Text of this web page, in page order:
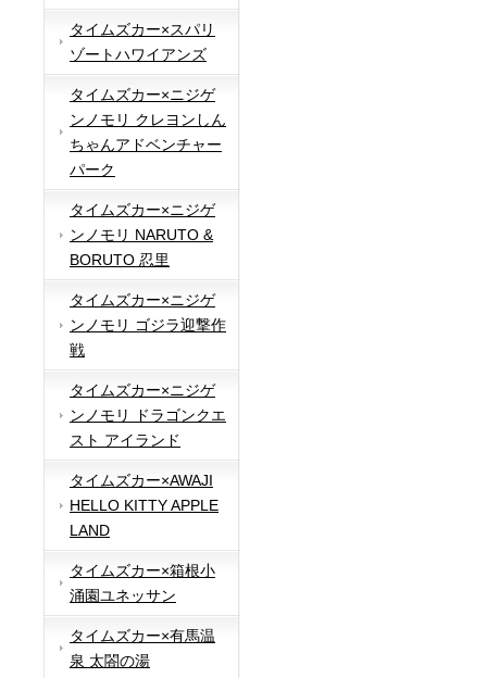
タイムズカー×スパリ
ゾートハワイアンズ
タイムズカー×ニジゲ
ンノモリ クレヨンしん
ちゃんアドベンチャー
パーク
タイムズカー×ニジゲ
ンノモリ NARUTO &
BORUTO 忍里
タイムズカー×ニジゲ
ンノモリ ゴジラ迎撃作
戦
タイムズカー×ニジゲ
ンノモリ ドラゴンクエ
スト アイランド
タイムズカー×AWAJI
HELLO KITTY APPLE
LAND
タイムズカー×箱根小
涌園ユネッサン
タイムズカー×有馬温
泉 太閤の湯